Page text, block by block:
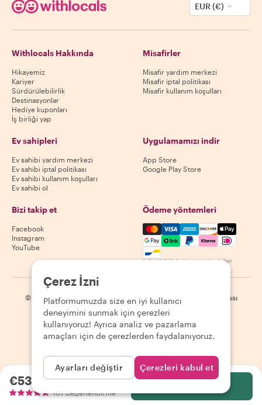
€53.38kişi başı
107 değerlendirme
EUR (€)
Withlocals Hakkında
Hikayemiz
Kariyer
Sürdürülebilirlik
Destinasyonlar
Hediye kuponları
İş birliği yap
Misafirler
Misafir yardım merkezi
Misafir iptal politikası
Misafir kullanım koşulları
Ev sahipleri
Ev sahibi yardım merkezi
Ev sahibi iptal politikası
Ev sahibi kullanım koşulları
Ev sahibi ol
Uygulamamızı indir
App Store
Google Play Store
Bizi takip et
Facebook
Instagram
YouTube
Ödeme yöntemleri
Mastercard, Visa, Amex,
Kullanılabilirlik destinasyona göre değişir
© 2026 Withlocals.com Gizlilik Politikası | Site haritası
Çerez İzni
Platformumuzda size en iyi kullanıcı
deneyimini sunmak için çerezleri
kullanıyoruz! Ayrıca analiz ve pazarlama
amaçları için de çerezlerden faydalanıyoruz.
Ayarları değiştir Çerezleri kabul et